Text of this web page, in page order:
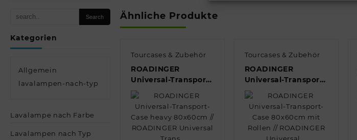
Kategorien
Allgemein
lavalampen-nach-typ
Lavalampe nach Farbe
Lavalampen nach Typ
Ähnliche Produkte
Tourcases & Zubehör
ROADINGER
Universal-Transport-
Case heavy
80x60cm //
ROADINGER
Universal Trans…
Quick view
Tourcases & Zubehör
ROADINGER
Universal-Transport-
Case 80x60cm mit
Rollen //
ROADINGER
Universal …
Quick view